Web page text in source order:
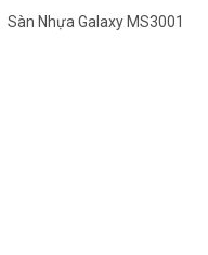
Sàn Nhựa Galaxy MS3001